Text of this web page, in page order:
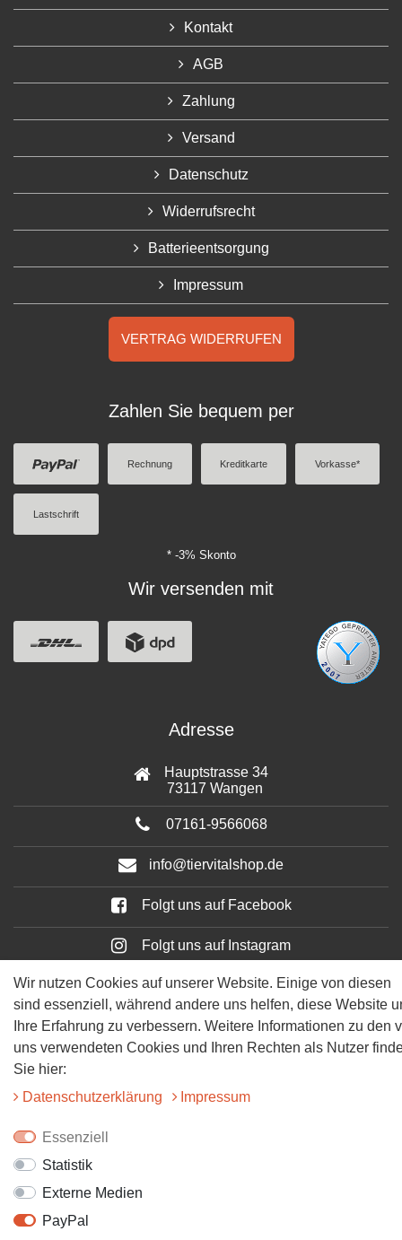
Kontakt
AGB
Zahlung
Versand
Datenschutz
Widerrufsrecht
Batterieentsorgung
Impressum
VERTRAG WIDERRUFEN
Zahlen Sie bequem per
Rechnung Kreditkarte Vorkasse*
Lastschrift
* -3% Skonto
Wir versenden mit
Adresse
Hauptstrasse 34
73117 Wangen
07161-9566068
info@tiervitalshop.de
Folgt uns auf Facebook
Folgt uns auf Instagram
Wir nutzen Cookies auf unserer Website. Einige von diesen
sind essenziell, während andere uns helfen, diese Website
Ihre Erfahrung zu verbessern. Weitere Informationen zu den
uns verwendeten Cookies und Ihren Rechten als Nutzer
Sie hier:
Daten­schutz­erklärung
Impressum
Essenziell
Statistik
Externe Medien
PayPal